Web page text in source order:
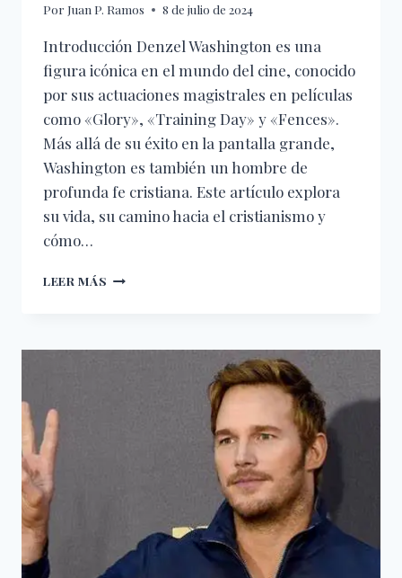
Por Juan P. Ramos 8 de julio de 2024
Introducción Denzel Washington es una
figura icónica en el mundo del cine, conocido
por sus actuaciones magistrales en películas
como «Glory», «Training Day» y «Fences».
Más allá de su éxito en la pantalla grande,
Washington es también un hombre de
profunda fe cristiana. Este artículo explora
su vida, su camino hacia el cristianismo y
cómo…
LEER MÁS DENZEL
PROFUNDA